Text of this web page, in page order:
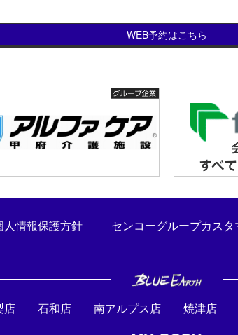
WEB予約はこちら
人情報保護方針 センコーグループカス
店 石和店 南アルプス店 焼津店